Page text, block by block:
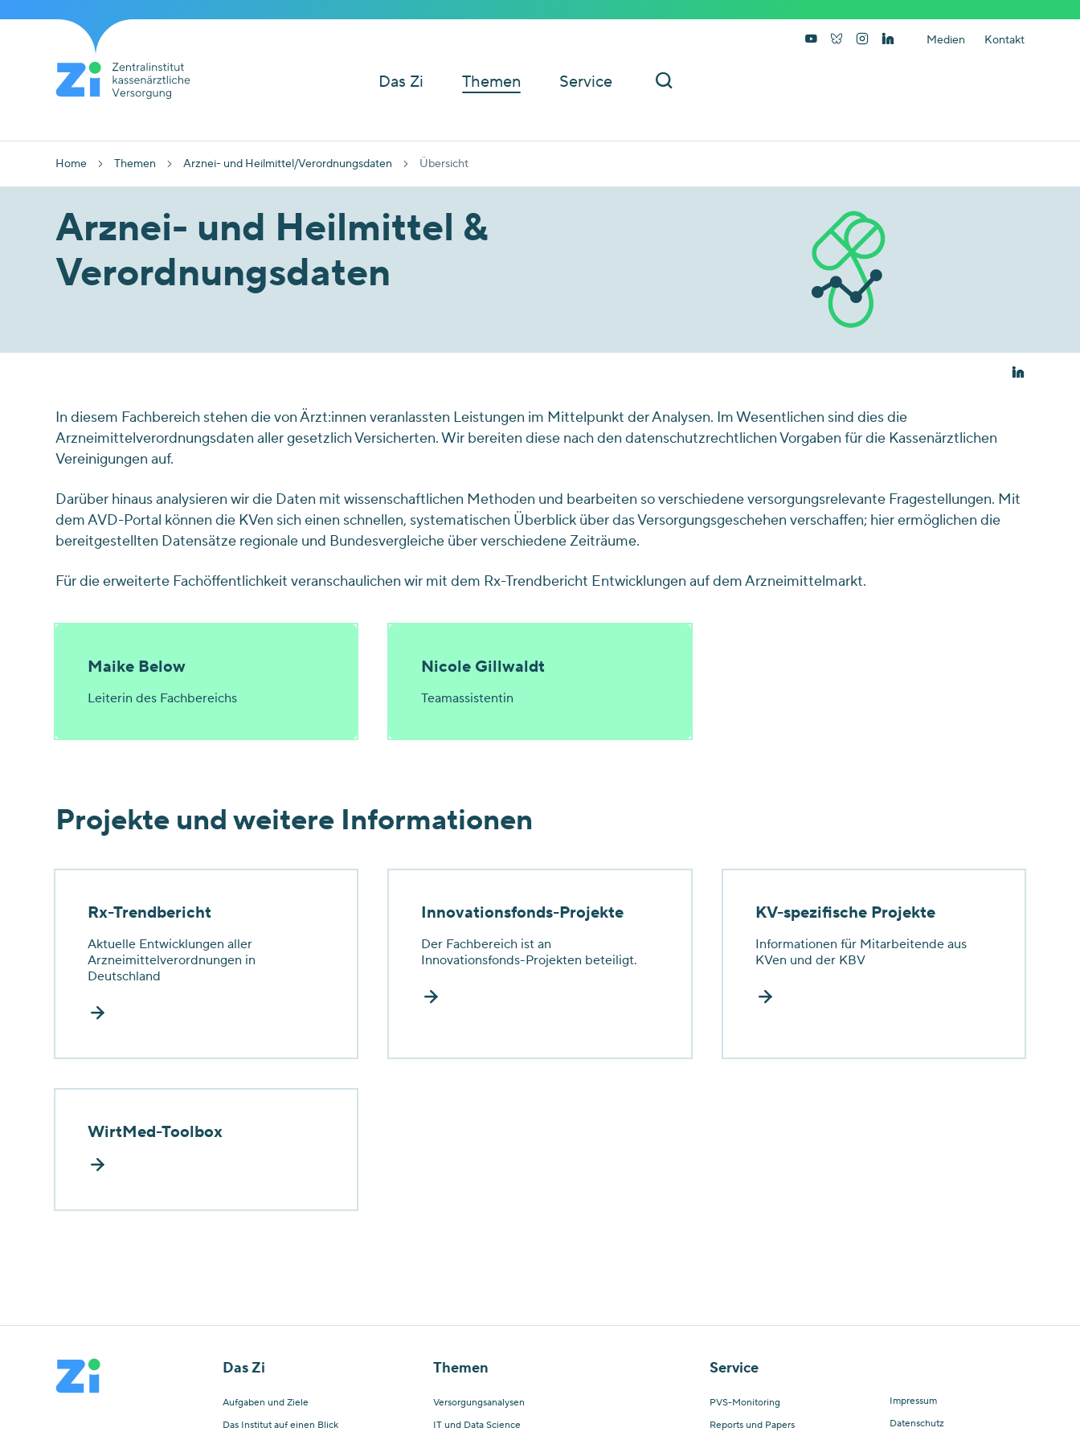
Das Zi Themen Service
Medien Kontakt
Home Themen Arznei- und Heilmittel/Verordnungsdaten Übersicht
Arznei- und Heilmittel &
Verordnungsdaten
In diesem Fachbereich stehen die von Ärzt:innen veranlassten Leistungen im Mittelpunkt der Analysen. Im Wesentlichen sind dies die
Arzneimittelverordnungsdaten aller gesetzlich Versicherten. Wir bereiten diese nach den datenschutzrechtlichen Vorgaben für die Kassenärztlichen
Vereinigungen auf.
Darüber hinaus analysieren wir die Daten mit wissenschaftlichen Methoden und bearbeiten so verschiedene versorgungsrelevante Fragestellungen. Mit
dem AVD-Portal können die KVen sich einen schnellen, systematischen Überblick über das Versorgungsgeschehen verschaffen; hier ermöglichen die
bereitgestellten Datensätze regionale und Bundesvergleiche über verschiedene Zeiträume.
Für die erweiterte Fachöffentlichkeit veranschaulichen wir mit dem Rx-Trendbericht Entwicklungen auf dem Arzneimittelmarkt.
Maike Below
Leiterin des Fachbereichs
Nicole Gillwaldt
Teamassistentin
Projekte und weitere Informationen
Rx-Trendbericht
Aktuelle Entwicklungen aller
Arzneimittelverordnungen in
Deutschland
Innovationsfonds-Projekte
Der Fachbereich ist an
Innovationsfonds-Projekten beteiligt.
KV-spezifische Projekte
Informationen für Mitarbeitende aus
KVen und der KBV
WirtMed-Toolbox
Das Zi
Aufgaben und Ziele
Das Institut auf einen Blick
Themen
Versorgungsanalysen
IT und Data Science
Service
PVS-Monitoring
Reports und Papers
Impressum
Datenschutz